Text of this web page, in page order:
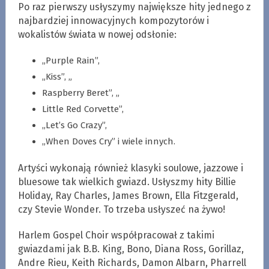
Po raz pierwszy usłyszymy największe hity jednego z
najbardziej innowacyjnych kompozytorów i
wokalistów świata w nowej odsłonie:
„Purple Rain”,
„Kiss”, „
Raspberry Beret”, „
Little Red Corvette”,
„Let’s Go Crazy”,
„When Doves Cry” i wiele innych.
Artyści wykonają również klasyki soulowe, jazzowe i
bluesowe tak wielkich gwiazd. Usłyszmy hity Billie
Holiday, Ray Charles, James Brown, Ella Fitzgerald,
czy Stevie Wonder. To trzeba usłyszeć na żywo!
Harlem Gospel Choir współpracował z takimi
gwiazdami jak B.B. King, Bono, Diana Ross, Gorillaz,
Andre Rieu, Keith Richards, Damon Albarn, Pharrell